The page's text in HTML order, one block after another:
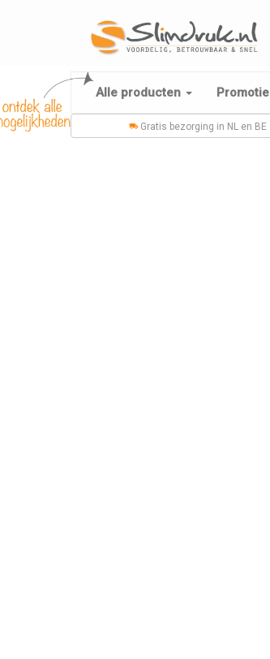
Alle producten Promotie
Gratis bezorging in NL en BE